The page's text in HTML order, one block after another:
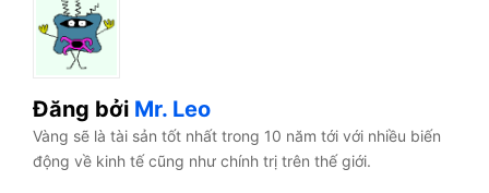
Đăng bởi Mr. Leo
Vàng sẽ là tài sản tốt nhất trong 10 năm tới với nhiều biến
động về kinh tế cũng như chính trị trên thế giới.